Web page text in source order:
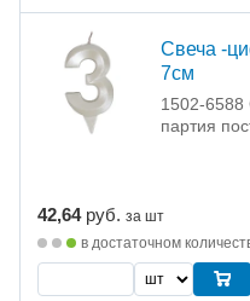
Свеча -
7см
1502-6588
партия
42,64 руб. за шт
в достаточном